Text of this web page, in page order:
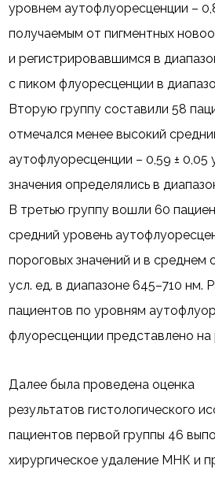
уровнем аутофлуоресценции –
получаемым от пигментных
и регистрировавшимся в
с пиком флуоресценции в
Вторую группу составили 58
отмечался менее высокий
аутофлуоресценции – 0,59 ± 0,05
значения определялись в
В третью группу вошли 60
средний уровень
пороговых значений и в среднем
усл. ед. в диапазоне 645–710 нм.
пациентов по уровням
флуоресценции представлено на
Далее была проведена оценка
результатов гистологического
пациентов первой группы 46
хирургическое удаление МНК и